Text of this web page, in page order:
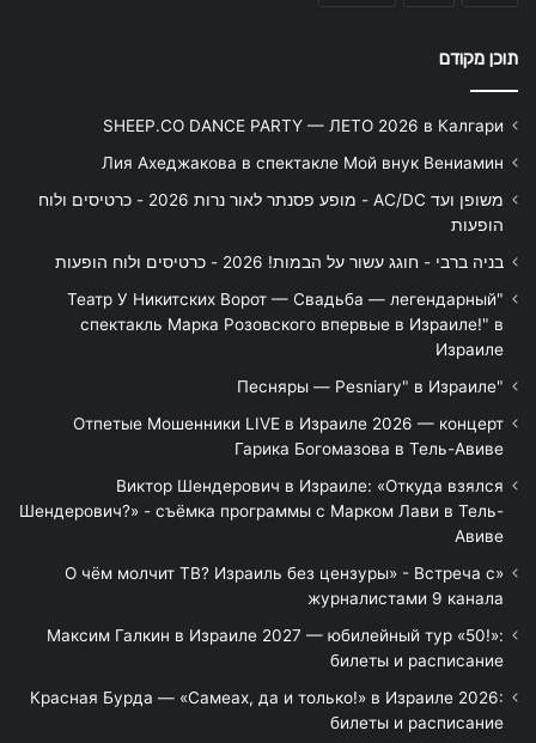
תוכן מקודם
SHEEP.CO DANCE PARTY — ЛЕТО 2026 в Калгари
Лия Ахеджакова в спектакле Мой внук Вениамин
משופן ועד AC/DC - מופע פסנתר לאור נרות 2026 - כרטיסים ולוח
הופעות
בניה ברבי - חוגג עשור על הבמות! 2026 - כרטיסים ולוח הופעות
"Театр У Никитских Ворот — Свадьба — легендарный
спектакль Марка Розовского впервые в Израиле!" в
Израиле
"Песняры — Pesniary" в Израиле
Отпетые Мошенники LIVE в Израиле 2026 — концерт
Гарика Богомазова в Тель-Авиве
Виктор Шендерович в Израиле: «Откуда взялся
Шендерович?» - съёмка программы с Марком Лави в Тель-
Авиве
«О чём молчит ТВ? Израиль без цензуры» - Встреча с
журналистами 9 канала
Максим Галкин в Израиле 2027 — юбилейный тур «50!»:
билеты и расписание
Красная Бурда — «Самеах, да и только!» в Израиле 2026:
билеты и расписание